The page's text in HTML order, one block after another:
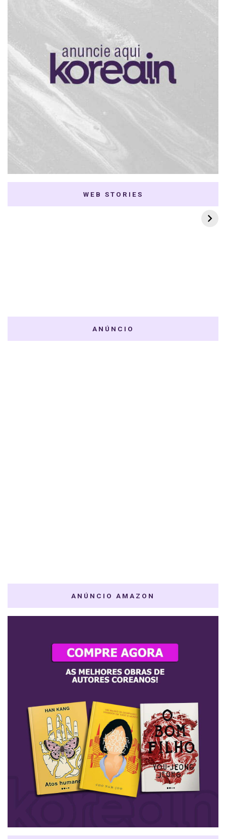
WEB STORIES
7 K-dramas Enemies
to Lovers
Thai Dramas com
First e Khaotung
ANÚNCIO
ANÚNCIO AMAZON